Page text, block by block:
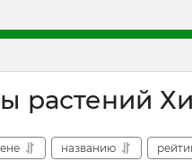
растений
названию